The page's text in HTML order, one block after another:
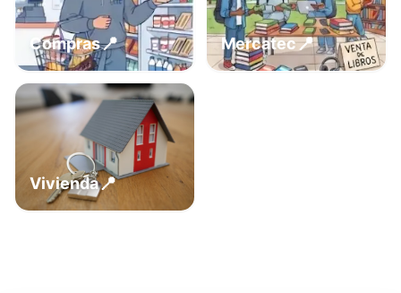
Compras📍 Mercatec📍
Vivienda📍